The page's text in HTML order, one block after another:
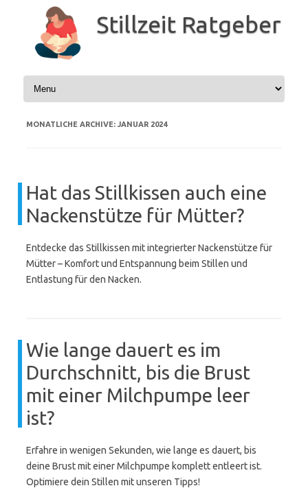
springen
Stillzeit Ratgeber
MONATLICHE ARCHIVE: JANUAR 2024
Hat das Stillkissen auch eine
Nackenstütze für Mütter?
Entdecke das Stillkissen mit integrierter Nackenstütze für
Mütter – Komfort und Entspannung beim Stillen und
Entlastung für den Nacken.
Wie lange dauert es im
Durchschnitt, bis die Brust
mit einer Milchpumpe leer
ist?
Erfahre in wenigen Sekunden, wie lange es dauert, bis
deine Brust mit einer Milchpumpe komplett entleert ist.
Optimiere dein Stillen mit unseren Tipps!